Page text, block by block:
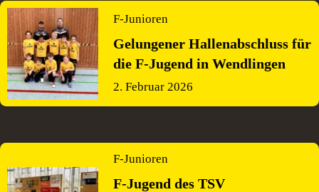
F-Junioren
Gelungener Hallenabschluss für
die F-Jugend in Wendlingen
2. Februar 2026
F-Junioren
F-Jugend des TSV